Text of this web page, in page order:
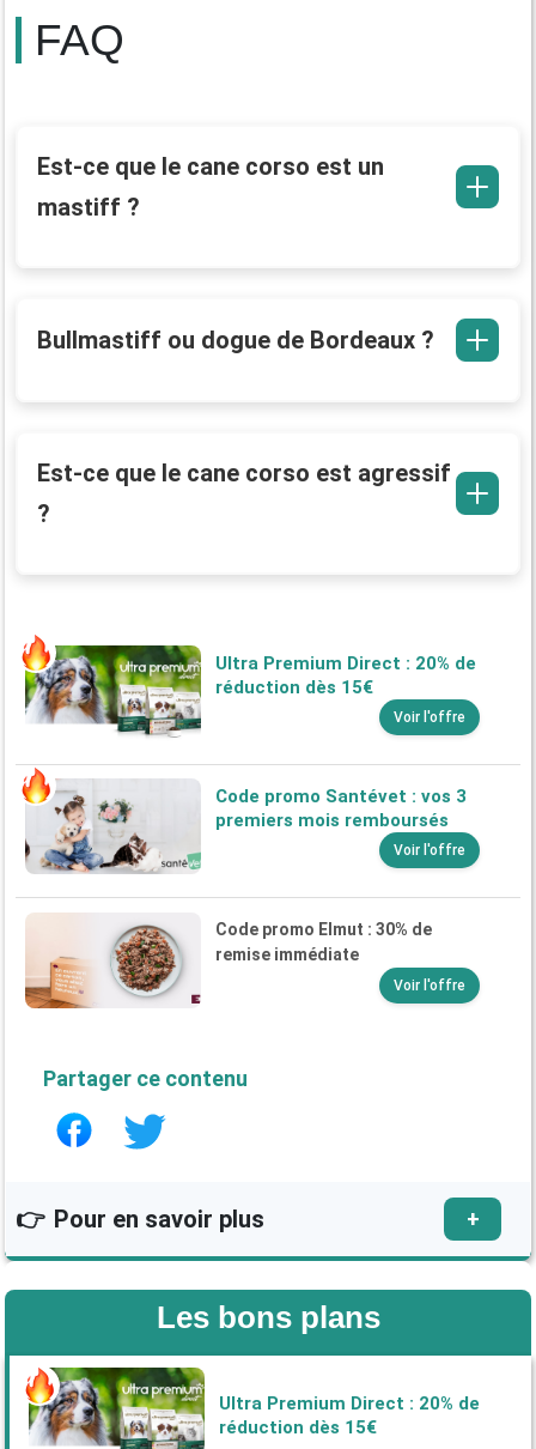
FAQ
Est-ce que le cane corso est un
mastiff ?
Bullmastiff ou dogue de Bordeaux ?
Est-ce que le cane corso est agressif
?
Ultra Premium Direct : 20% de
réduction dès 15€
Voir l'offre
Code promo Santévet : vos 3
premiers mois remboursés
Voir l'offre
Code promo Elmut : 30% de
remise immédiate
Voir l'offre
Partager ce contenu
👉 Pour en savoir plus +
Bullmastiff et mastiff, quelle race de chien
Les bons plans
Ultra Premium Direct : 20% de
réduction dès 15€